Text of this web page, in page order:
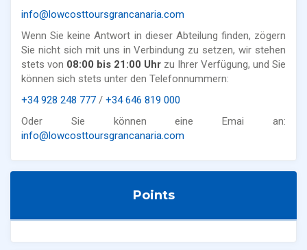
info@lowcosttoursgrancanaria.com
Wenn Sie keine Antwort in dieser Abteilung finden, zögern
Sie nicht sich mit uns in Verbindung zu setzen, wir stehen
stets von 08:00 bis 21:00 Uhr zu Ihrer Verfügung, und Sie
können sich stets unter den Telefonnummern:
+34 928 248 777 / +34 646 819 000
Oder Sie können eine Emai an:
info@lowcosttoursgrancanaria.com
Points